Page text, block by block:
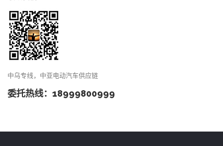
中乌专线，中亚电动汽车供应链
委托热线：18999800999